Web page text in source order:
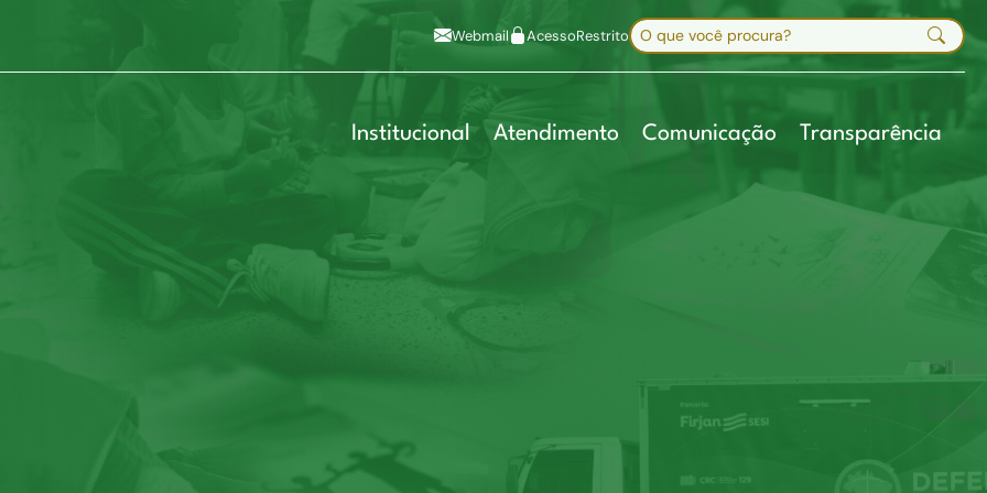
Alt+6 A
Mapa do site
Webmail AcessoRestritoBuscar no site
Digite sua busca e pressione Enter
Institucional Atendimento Comunicação Transparência